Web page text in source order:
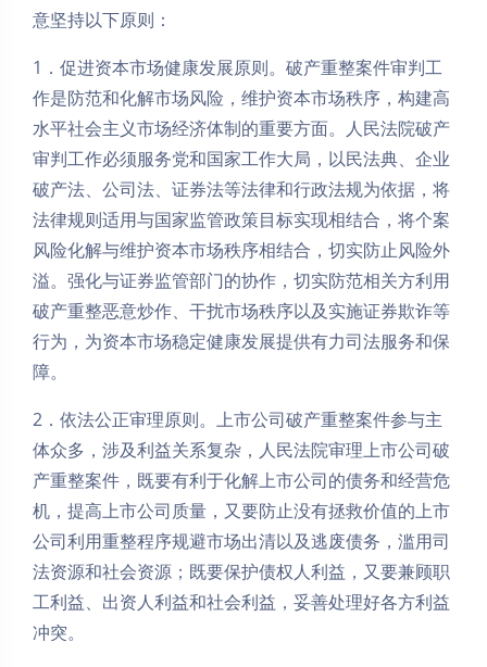
意坚持以下原则：
1．促进资本市场健康发展原则。破产重整案件审判工
作是防范和化解市场风险，维护资本市场秩序，构建高
水平社会主义市场经济体制的重要方面。人民法院破产
审判工作必须服务党和国家工作大局，以民法典、企业
破产法、公司法、证券法等法律和行政法规为依据，将
法律规则适用与国家监管政策目标实现相结合，将个案
风险化解与维护资本市场秩序相结合，切实防止风险外
溢。强化与证券监管部门的协作，切实防范相关方利用
破产重整恶意炒作、干扰市场秩序以及实施证券欺诈等
行为，为资本市场稳定健康发展提供有力司法服务和保
障。
2．依法公正审理原则。上市公司破产重整案件参与主
体众多，涉及利益关系复杂，人民法院审理上市公司破
产重整案件，既要有利于化解上市公司的债务和经营危
机，提高上市公司质量，又要防止没有拯救价值的上市
公司利用重整程序规避市场出清以及逃废债务，滥用司
法资源和社会资源；既要保护债权人利益，又要兼顾职
工利益、出资人利益和社会利益，妥善处理好各方利益
冲突。